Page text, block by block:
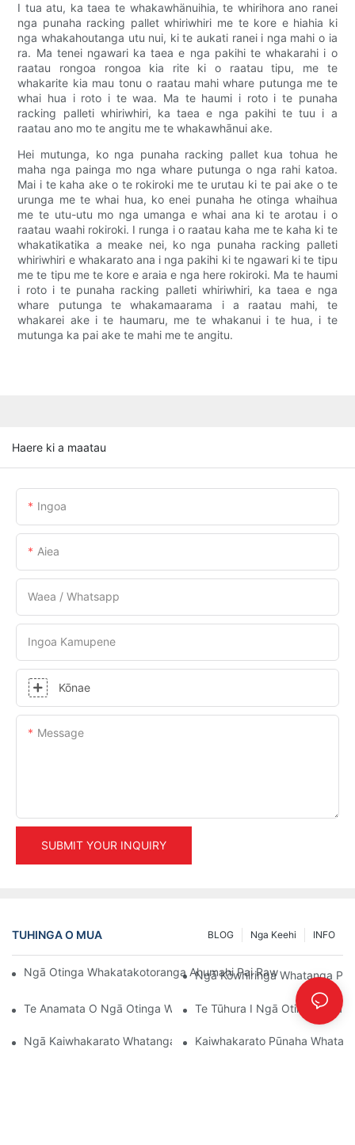
I tua atu, ka taea te whakawhänuihia, te whirihora ano ranei
nga punaha racking pallet whiriwhiri me te kore e hiahia ki
nga whakahoutanga utu nui, ki te aukati ranei i nga mahi o ia
ra. Ma tenei ngawari ka taea e nga pakihi te whakarahi i o
raatau rongoa rongoa kia rite ki o raatau tipu, me te
whakarite kia mau tonu o raatau mahi whare putunga me te
whai hua i roto i te waa. Ma te haumi i roto i te punaha
racking palleti whiriwhiri, ka taea e nga pakihi te tuu i a
raatau ano mo te angitu me te whakawhānui ake.
Hei mutunga, ko nga punaha racking pallet kua tohua he
maha nga painga mo nga whare putunga o nga rahi katoa.
Mai i te kaha ake o te rokiroki me te urutau ki te pai ake o te
urunga me te whai hua, ko enei punaha he otinga whaihua
me te utu-utu mo nga umanga e whai ana ki te arotau i o
raatau waahi rokiroki. I runga i o raatau kaha me te kaha ki te
whakatikatika a meake nei, ko nga punaha racking palleti
whiriwhiri e whakarato ana i nga pakihi ki te ngawari ki te tipu
me te tipu me te kore e araia e nga here rokiroki. Ma te haumi
i roto i te punaha racking palleti whiriwhiri, ka taea e nga
whare putunga te whakamaarama i a raatau mahi, te
whakarei ake i te haumaru, me te whakanui i te hua, i te
mutunga ka pai ake te mahi me te angitu.
Haere ki a maatau
Ingoa
Aiea
Waea / Whatsapp
Ingoa Kamupene
Kōnae
Message
SUBMIT YOUR INQUIRY
TUHINGA O MUA INFO
Nga Keehi
BLOG
Ngā Otinga Whakatakotoranga Ahumahi Pai Rawa Atu Mō Te
Ngā Kōwhiringa Whatanga
Te Anamata O Ngā Otinga Whatanga Papa: Ngā Auahatanga
Te Tūhura I Ngā Otinga Whai
Ngā Kaiwhakarato Whatanga Whare Putunga: Ngā Mea Hei
Kaiwhakarato Pūnaha